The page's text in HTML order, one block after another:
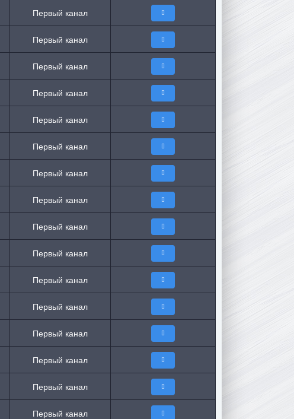
Первый канал
Первый канал
Первый канал
Первый канал
Первый канал
Первый канал
Первый канал
Первый канал
Первый канал
Первый канал
Первый канал
Первый канал
Первый канал
Первый канал
Первый канал
Первый канал